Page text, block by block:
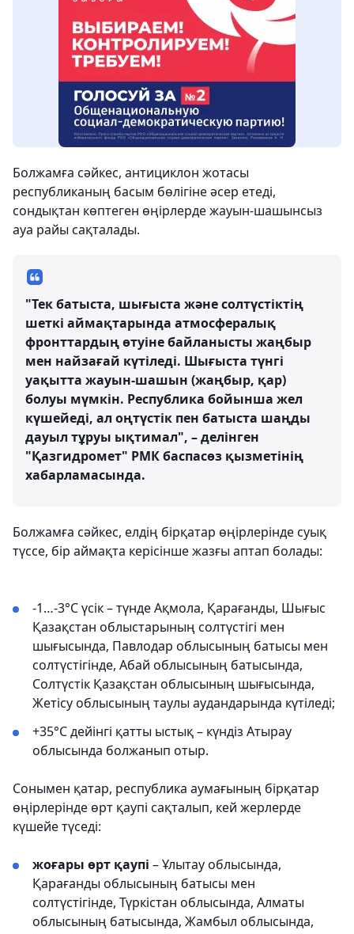
Болжамға сәйкес, антициклон жотасы
республиканың басым бөлігіне әсер етеді,
сондықтан көптеген өңірлерде жауын-шашынсыз
ауа райы сақталады.
"Тек батыста, шығыста және солтүстіктің
шеткі аймақтарында атмосфералық
фронттардың өтуіне байланысты жаңбыр
мен найзағай күтіледі. Шығыста түнгі
уақытта жауын-шашын (жаңбыр, қар)
болуы мүмкін. Республика бойынша жел
күшейеді, ал оңтүстік пен батыста шаңды
дауыл тұруы ықтимал", – делінген
"Қазгидромет" РМК баспасөз қызметінің
хабарламасында.
Болжамға сәйкес, елдің бірқатар өңірлерінде суық
түссе, бір аймақта керісінше жазғы аптап болады:
-1…-3°С үсік – түнде Ақмола, Қарағанды, Шығыс
Қазақстан облыстарының солтүстігі мен
шығысында, Павлодар облысының батысы мен
солтүстігінде, Абай облысының батысында,
Солтүстік Қазақстан облысының шығысында,
Жетісу облысының таулы аудандарында күтіледі;
+35°С дейінгі қатты ыстық – күндіз Атырау
облысында болжанып отыр.
Сонымен қатар, республика аумағының бірқатар
өңірлерінде өрт қаупі сақталып, кей жерлерде
күшейе түседі:
жоғары өрт қаупі – Ұлытау облысында,
Қарағанды облысының батысы мен
солтүстігінде, Түркістан облысында, Алматы
облысының батысында, Жамбыл облысында,